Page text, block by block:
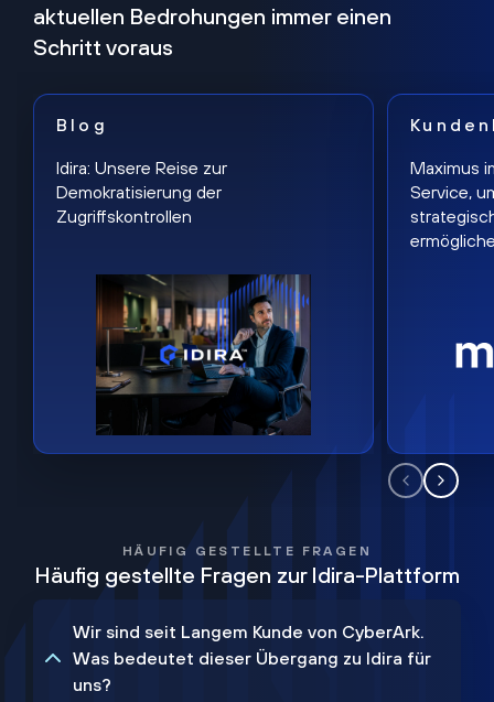
aktuellen Bedrohungen immer einen
Schritt voraus
Blog
Idira: Unsere Reise zur
Demokratisierung der
Zugriffskontrollen
Maximus
Service,
HÄUFIG GESTELLTE FRAGEN
Häufig gestellte Fragen zur Idira-Plattform
Wir sind seit Langem Kunde von CyberArk.
Was bedeutet dieser Übergang zu Idira für
uns?